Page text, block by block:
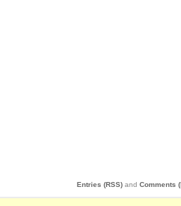
Entries (RSS) and Comments